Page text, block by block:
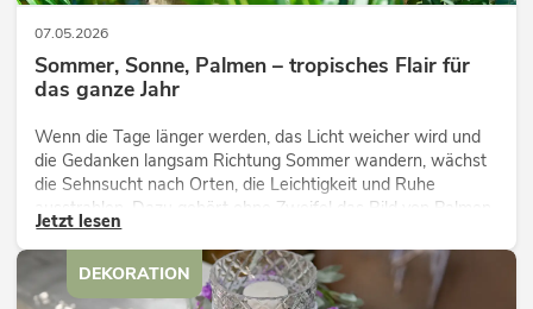
07.05.2026
Sommer, Sonne, Palmen – tropisches Flair für
das ganze Jahr
Wenn die Tage länger werden, das Licht weicher wird und
die Gedanken langsam Richtung Sommer wandern, wächst
die Sehnsucht nach Orten, die Leichtigkeit und Ruhe
ausstrahlen. Dazu gehört ohne Zweifel das Bild von Palmen,
die sich sanft im warmen Wind bewegen, begleitet von
Licht, Weite und einem Gefühl von Freiheit.
Jetzt lesen
DEKORATION